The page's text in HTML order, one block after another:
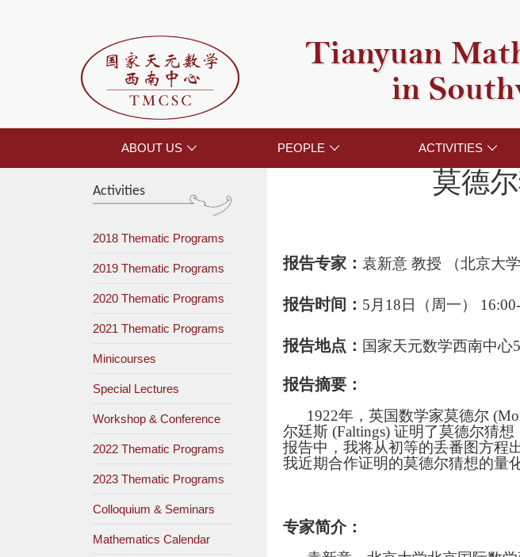
Tianyuan
in
ABOUT US  PEOPLE  ACTIVITIES 
Activities
2018 Thematic Programs
2019 Thematic Programs
2020 Thematic Programs
2021 Thematic Programs
Minicourses
Special Lectures
Workshop & Conference
2022 Thematic Programs
2023 Thematic Programs
Colloquium & Seminars
Mathematics Calendar
莫德
报告专家： 袁新意 教授 （北京大学
报告时间： 5月18日（周一）
报告地点： 国家天元数学西南中心
报告摘要：
1922年，英国数学家莫德尔
尔廷斯 (Faltings) 证明了莫德尔猜
报告中，我将从初等的丢番图方程
我近期合作证明的莫德尔猜想的量
专家简介：